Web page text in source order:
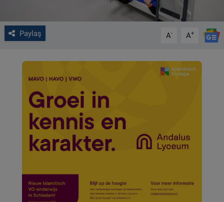
Paylaş A- A+
Çerez Politikası